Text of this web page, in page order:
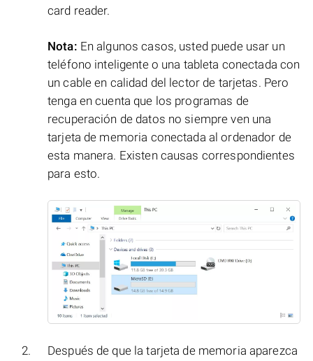
card reader.
Nota: En algunos casos, usted puede usar un
teléfono inteligente o una tableta conectada con
un cable en calidad del lector de tarjetas. Pero
tenga en cuenta que los programas de
recuperación de datos no siempre ven una
tarjeta de memoria conectada al ordenador de
esta manera. Existen causas correspondientes
para esto.
Después de que la tarjeta de memoria aparezca